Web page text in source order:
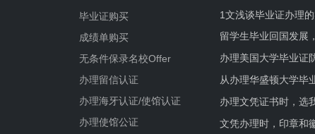
毕业证购买
成绩单购买
无条件保录名校Offer
办理留信认证
办理海牙认证/使馆认证
办理使馆公证
1文浅谈毕业证办理
留学生毕业回国发展
办理美国大学毕业证
从办理华盛顿大学毕
办理文凭证书时，选
文凭办理时，印章和